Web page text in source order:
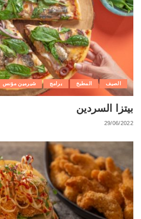
الصيف المطبخ برامج شيرمين مؤنس
بيتزا السردين
29/06/2022